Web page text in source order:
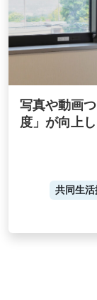
写真や動画
度」が向上
共同生活